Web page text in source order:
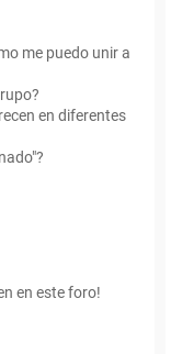
me puedo unir a
en diferentes
en este foro!